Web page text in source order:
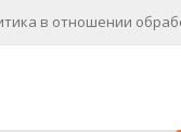
в отношении